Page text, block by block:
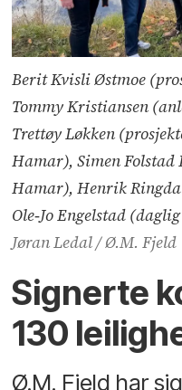
Berit Kvisli Østmoe
Tommy Kristiansen
Trettøy Løkken
Hamar), Simen Folstad
Hamar), Henrik
Ole‑Jo Engelstad
Jøran Ledal / Ø.M. Fjeld
Signerte
130
Ø.M. Fjeld har